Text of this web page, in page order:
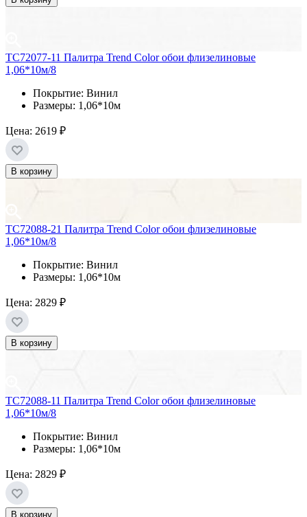
ТС72077-11 Палитра Trend Color обои флизелиновые
1,06*10м/8
Покрытие: Винил
Размеры: 1,06*10м
Цена: 2619 ₽
В корзину
ТС72088-21 Палитра Trend Color обои флизелиновые
1,06*10м/8
Покрытие: Винил
Размеры: 1,06*10м
Цена: 2829 ₽
В корзину
ТС72088-11 Палитра Trend Color обои флизелиновые
1,06*10м/8
Покрытие: Винил
Размеры: 1,06*10м
Цена: 2829 ₽
В корзину